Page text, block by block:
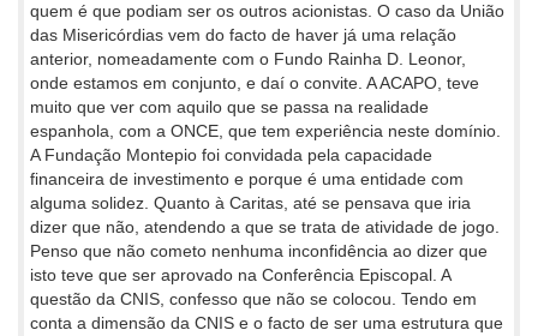
quem é que podiam ser os outros acionistas. O caso da União
das Misericórdias vem do facto de haver já uma relação
anterior, nomeadamente com o Fundo Rainha D. Leonor,
onde estamos em conjunto, e daí o convite. A ACAPO, teve
muito que ver com aquilo que se passa na realidade
espanhola, com a ONCE, que tem experiência neste domínio.
A Fundação Montepio foi convidada pela capacidade
financeira de investimento e porque é uma entidade com
alguma solidez. Quanto à Caritas, até se pensava que iria
dizer que não, atendendo a que se trata de atividade de jogo.
Penso que não cometo nenhuma inconfidência ao dizer que
isto teve que ser aprovado na Conferência Episcopal. A
questão da CNIS, confesso que não se colocou. Tendo em
conta a dimensão da CNIS e o facto de ser uma estrutura que